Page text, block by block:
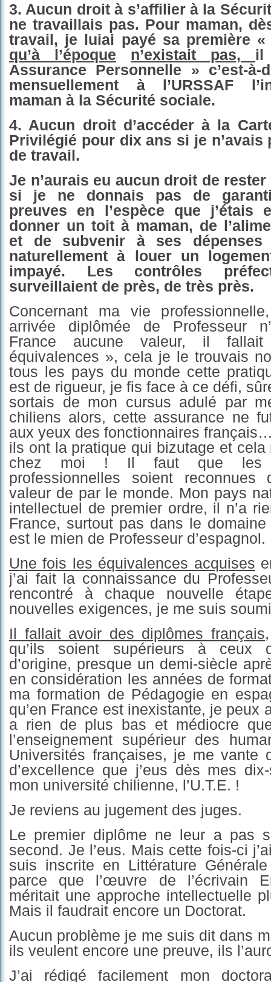
3. Aucun droit à s’affilier à la
ne travaillais pas. Pour maman,
travail, je luiai payé sa première
qu’à l’époque
n’existait pas, il
Assurance Personnelle » c’est-
mensuellement à l’URSSAF
maman à la Sécurité sociale.
4. Aucun droit d’accéder à la
Privilégié pour dix ans si je n’avais
de travail.
Je n’aurais eu aucun droit de
si je ne donnais pas de
preuves en l’espèce que j’étais
donner un toit à maman, de
et de subvenir à ses
naturellement à louer un
impayé. Les contrôles
surveillaient de près, de très près.
Concernant ma vie
arrivée diplômée de Professeur
France aucune valeur, il
équivalences », cela je le trouvais
tous les pays du monde cette
est de rigueur, je fis face à ce défi,
sortais de mon cursus adulé par
chiliens alors, cette assurance ne
aux yeux des fonctionnaires
ils ont la pratique qui bizutage et cela
chez moi ! Il faut que les
professionnelles soient
valeur de par le monde. Mon pays
intellectuel de premier ordre, il n’a
France, surtout pas dans le
est le mien de Professeur d’espagnol.
Une fois les équivalences acquises
j’ai fait la connaissance du
rencontré à chaque nouvelle
nouvelles exigences, je me suis
Il fallait avoir des diplômes français,
qu’ils soient supérieurs à ceux
d’origine, presque un demi-siècle
en considération les années de
ma formation de Pédagogie en
qu’en France est inexistante, je peux
a rien de plus bas et médiocre
l’enseignement supérieur des
Universités françaises, je me vante
d’excellence que j’eus dès mes
mon université chilienne, l’U.T.E. !
Je reviens au jugement des juges.
Le premier diplôme ne leur a pas
second. Je l’eus. Mais cette fois-ci
suis inscrite en Littérature
parce que l’œuvre de l’écrivain
méritait une approche intellectuelle
Mais il faudrait encore un Doctorat.
Aucun problème je me suis dit dans
ils veulent encore une preuve, ils
J’ai rédigé facilement mon